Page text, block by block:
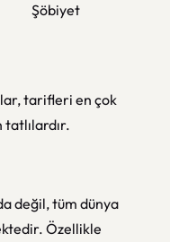
tarifleri en çok
değil, tüm dünya
Özellikle